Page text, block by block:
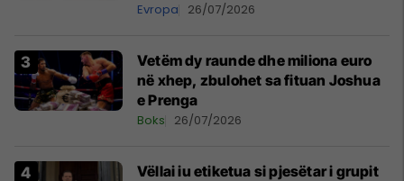
Evropa 26/07/2026
Vetëm dy raunde dhe miliona euro
në xhep, zbulohet sa fituan Joshua
e Prenga
Boks 26/07/2026
Vëllai iu etiketua si pjesëtar i grupit